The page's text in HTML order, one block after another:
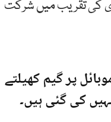
کی تقریب میں شرکت
پر گیم کھیلتے
کی گئی ہیں۔